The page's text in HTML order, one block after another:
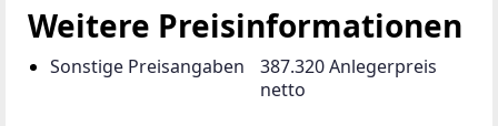
Weitere Preisinformationen
Sonstige Preisangaben
387.320 Anlegerpreis
netto